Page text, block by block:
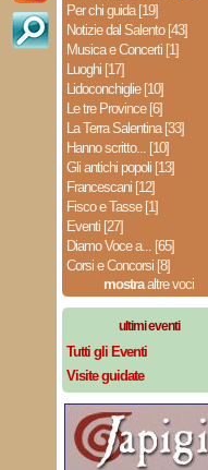
Per chi guida [19]
Notizie dal Salento [43]
Musica e Concerti [1]
Luoghi [17]
Lidoconchiglie [10]
Le tre Province [6]
La Terra Salentina [33]
Hanno scritto... [10]
Gli antichi popoli [13]
Francescani [12]
Fisco e Tasse [1]
Eventi [27]
Diamo Voce a... [65]
Corsi e Concorsi [8]
mostraaltre voci
ultimi eventi
Tutti gli Eventi
Visite guidate